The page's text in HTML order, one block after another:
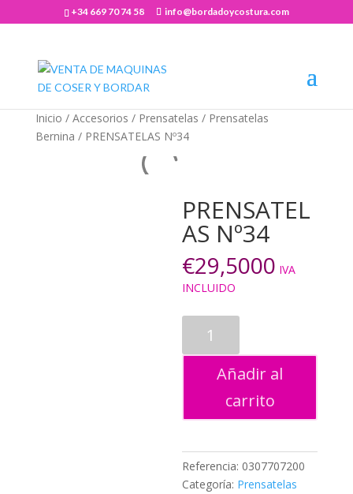
+34 669 70 74 58 info@bordadoycostura.com
Inicio / Accesorios / Prensatelas / Prensatelas
Bernina / PRENSATELAS Nº34
PRENSATEL
AS Nº34
€29,5000 IVA
INCLUIDO
cantidad
Añadir al
carrito
Referencia: 0307707200
Categoría: Prensatelas
Abrir barra de herramientas